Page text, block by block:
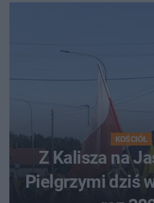
KOŚCIÓŁ
Z Kalisza na
Pielgrzymi dziś